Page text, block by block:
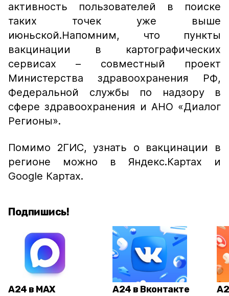
активность пользователей в поиске
таких точек уже выше
июньской.Напомним, что пункты
вакцинации в картографических
сервисах – совместный проект
Министерства здравоохранения РФ,
Федеральной службы по надзору в
сфере здравоохранения и АНО «Диалог
Регионы».
Помимо 2ГИС, узнать о вакцинации в
регионе можно в Яндекс.Картах и
Google Картах.
Подпишись!
А24 в MAX А24 в Вконтакте